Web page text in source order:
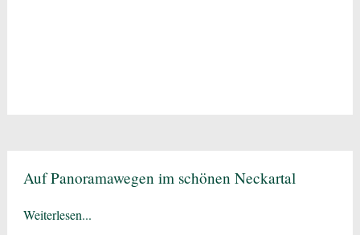
Auf Panoramawegen im schönen Neckartal
Weiterlesen...